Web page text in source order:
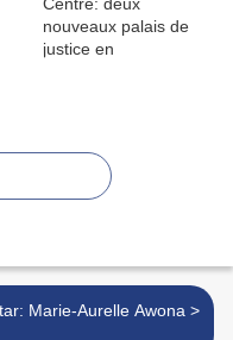
Star: Marie-Aurelle Awona >